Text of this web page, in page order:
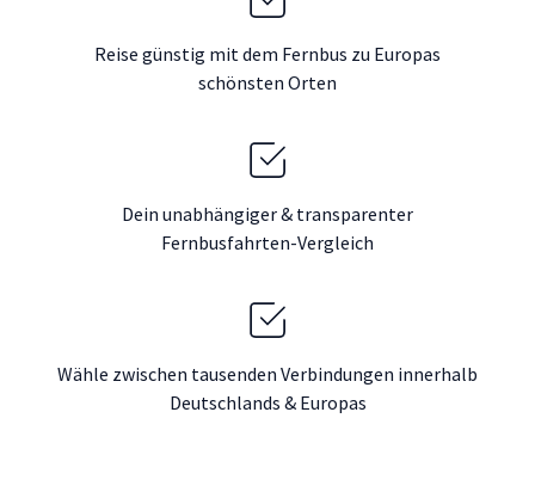
Reise günstig mit dem Fernbus zu Europas
schönsten Orten
Dein unabhängiger & transparenter
Fernbusfahrten-Vergleich
Wähle zwischen tausenden Verbindungen innerhalb
Deutschlands & Europas